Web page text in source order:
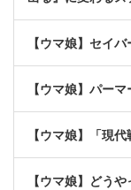
【ウマ娘】セイ
【ウマ娘】パー
【ウマ娘】「現
【ウマ娘】どう